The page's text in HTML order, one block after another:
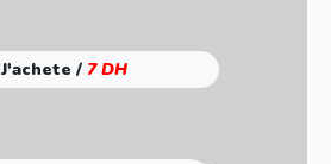
J'achete / 7 DH